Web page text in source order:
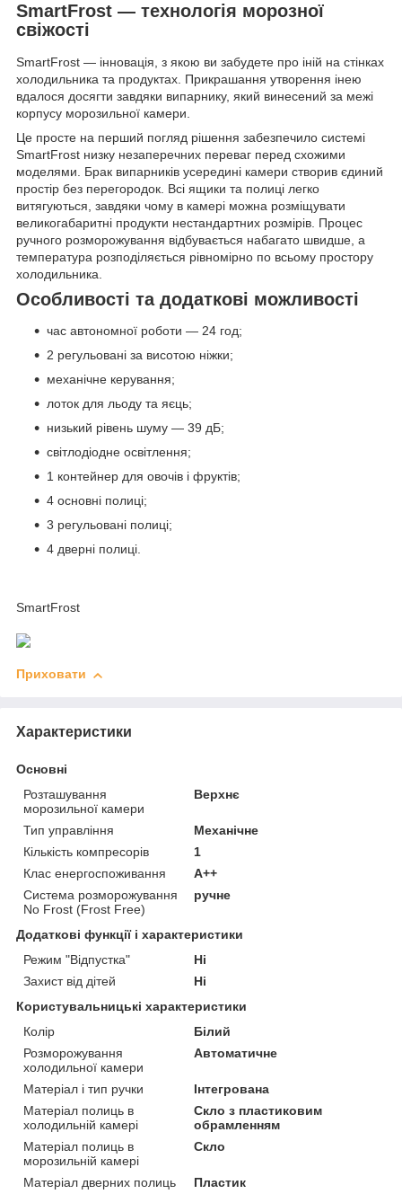
SmartFrost — технологія морозної
свіжості
SmartFrost — інновація, з якою ви забудете про іній на стінках
холодильника та продуктах. Прикрашання утворення інею
вдалося досягти завдяки випарнику, який винесений за межі
корпусу морозильної камери.
Це просте на перший погляд рішення забезпечило системі
SmartFrost низку незаперечних переваг перед схожими
моделями. Брак випарників усередині камери створив єдиний
простір без перегородок. Всі ящики та полиці легко
витягуються, завдяки чому в камері можна розміщувати
великогабаритні продукти нестандартних розмірів. Процес
ручного розморожування відбувається набагато швидше, а
температура розподіляється рівномірно по всьому простору
холодильника.
Особливості та додаткові можливості
час автономної роботи — 24 год;
2 регульовані за висотою ніжки;
механічне керування;
лоток для льоду та яєць;
низький рівень шуму — 39 дБ;
світлодіодне освітлення;
1 контейнер для овочів і фруктів;
4 основні полиці;
3 регульовані полиці;
4 дверні полиці.
SmartFrost
Приховати
Характеристики
Основні
Розташування
морозильної камери
Верхнє
Тип управління
Механічне
Кількість компресорів
1
Клас енергоспоживання
A++
Система розморожування
No Frost (Frost Free)
ручне
Додаткові функції і характеристики
Режим "Відпустка"
Ні
Захист від дітей
Ні
Користувальницькі характеристики
Колір
Білий
Розморожування
холодильної камери
Автоматичне
Матеріал і тип ручки
Інтегрована
Матеріал полиць в
холодильній камері
Скло з пластиковим
обрамленням
Матеріал полиць в
морозильній камері
Скло
Матеріал дверних полиць Пластик